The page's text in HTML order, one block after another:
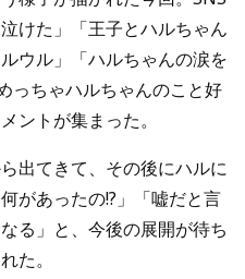
けた」「王子とハルちゃん
ウル」「ハルちゃんの涙を
っちゃハルちゃんのこと好
ントが集まった。
出てきて、その後にハルに
があったの!?」「嘘だと言
る」と、今後の展開が待ち
た。